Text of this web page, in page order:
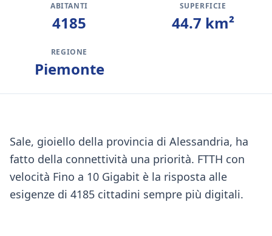
ABITANTI
4185
SUPERFICIE
44.7 km²
REGIONE
Piemonte
Sale, gioiello della provincia di Alessandria, ha
fatto della connettività una priorità. FTTH con
velocità Fino a 10 Gigabit è la risposta alle
esigenze di 4185 cittadini sempre più digitali.